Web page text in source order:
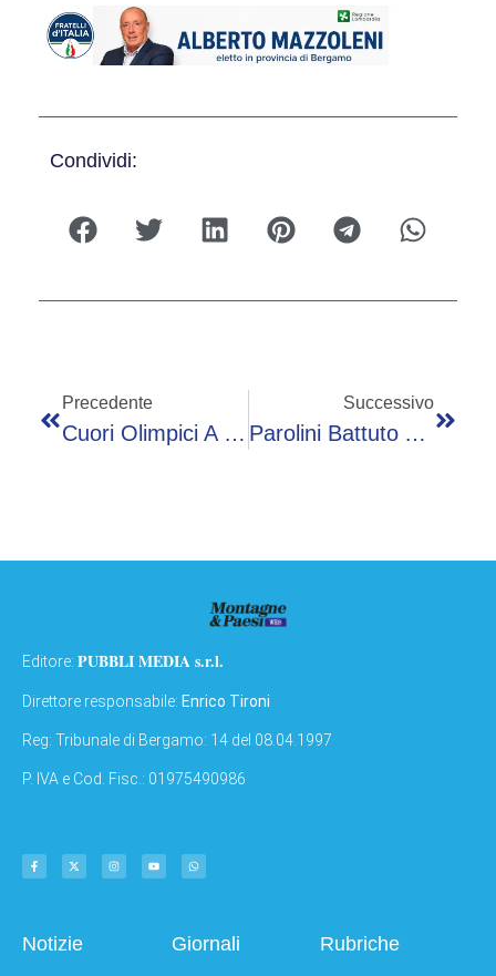
Condividi:
Precedente
Cuori Olimpici A Pavia, ‘Corri Battaglia’ Celebra Valori Sport E Memoria
Successivo
Parolini Battuto Allo Sprint, A Cassino È Argento Tricolore
Editore: PUBBLI MEDIA s.r.l.
Direttore responsabile: Enrico Tironi
Reg: Tribunale di Bergamo: 14 del 08.04.1997
P. IVA e Cod. Fisc.: 01975490986
Notizie Giornali Rubriche